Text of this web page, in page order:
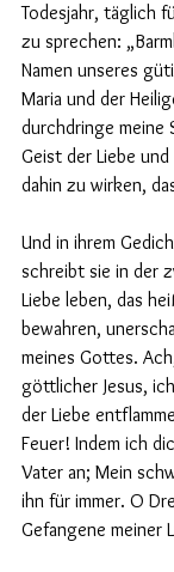
Todesjahr, täglich
zu sprechen:
Namen unseres
Maria und der
durchdringe meine
Geist der Liebe
dahin zu wirken,
Und in ihrem
schreibt sie in der
Liebe leben, das
bewahren,
meines Gottes.
göttlicher Jesus,
der Liebe
Feuer! Indem ich
Vater an; Mein
ihn für immer. O
Gefangene meiner